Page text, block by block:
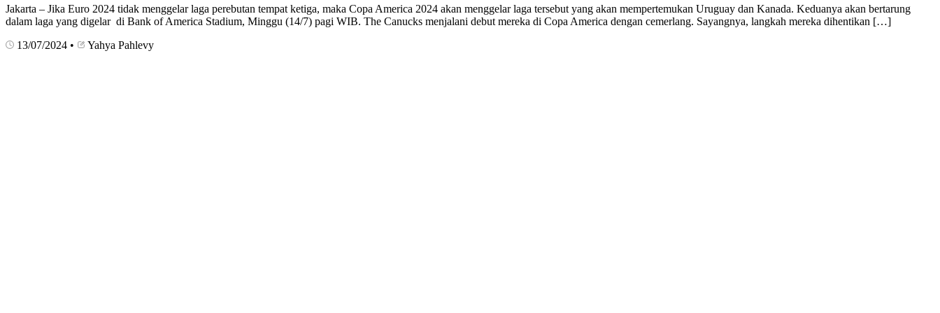
Jakarta – Jika Euro 2024 tidak menggelar laga perebutan tempat ketiga, maka Copa America 2024 akan menggelar laga tersebut yang akan mempertemukan Uruguay dan Kanada. Keduanya akan bertarung
dalam laga yang digelar di Bank of America Stadium, Minggu (14/7) pagi WIB. The Canucks menjalani debut mereka di Copa America dengan cemerlang. Sayangnya, langkah mereka dihentikan […]
13/07/2024 • Yahya Pahlevy